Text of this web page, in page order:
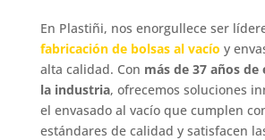
En Plastiñi, nos enorgullece ser
fabricación de bolsas al vacío y
alta calidad. Con más de 37 años de
la industria, ofrecemos soluciones
el envasado al vacío que cumplen
estándares de calidad y satisfacen